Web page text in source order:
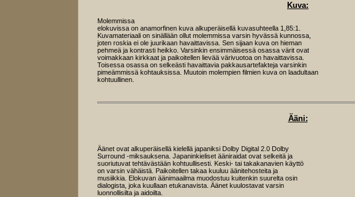
Kuva:
Molemmissa
elokuvissa on anamorfinen kuva alkuperäisellä kuvasuhteella 1,85:1.
Kuvamateriaali on sinällään ollut molemmissa varsin hyvässä kunnossa,
joten roskia ei ole juurikaan havaittavissa. Sen sijaan kuva on hieman
pehmeä ja kontrasti heikko. Varsinkin ensimmäisessä osassa värit ovat
voimakkaan kirkkaat ja paikoitellen lievää värivuotoa on havaittavissa.
Toisessa osassa on selkeästi havaittavia pakkausartefakteja varsinkin
pimeämmissä kohtauksissa. Muutoin molempien filmien kuva on laadultaan
kohtuullinen.
Ääni:
Äänet ovat alkuperäisellä kielellä japaniksi Dolby Digital 2.0 Dolby
Surround -miksauksena. Japaninkieliset ääniraidat ovat selkeitä ja
suoriutuvat tehtävästään kohtuullisesti. Keski- tai takakanavien käyttö
on varsin vähäistä. Paikoitellen takaa kuuluu äänitehosteita ja
musiikkia. Elokuvan äänimaailma muodostuu kuitenkin suurelta osin
dialogista, joka kuullaan etukanavista. Äänet kuulostavat varsin
luonnollisilta ja aidoilta.